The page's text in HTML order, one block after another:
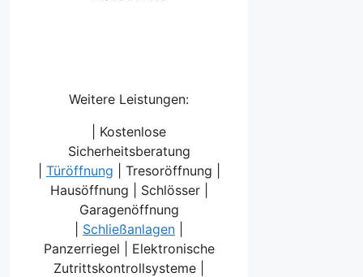
Weitere Leistungen:
| Kostenlose
Sicherheitsberatung
Türöffnung | Tresoröffnung |
Hausöffnung | Schlösser |
Garagenöffnung
Schließanlagen
Panzerriegel | Elektronische
Zutrittskontrollsysteme |